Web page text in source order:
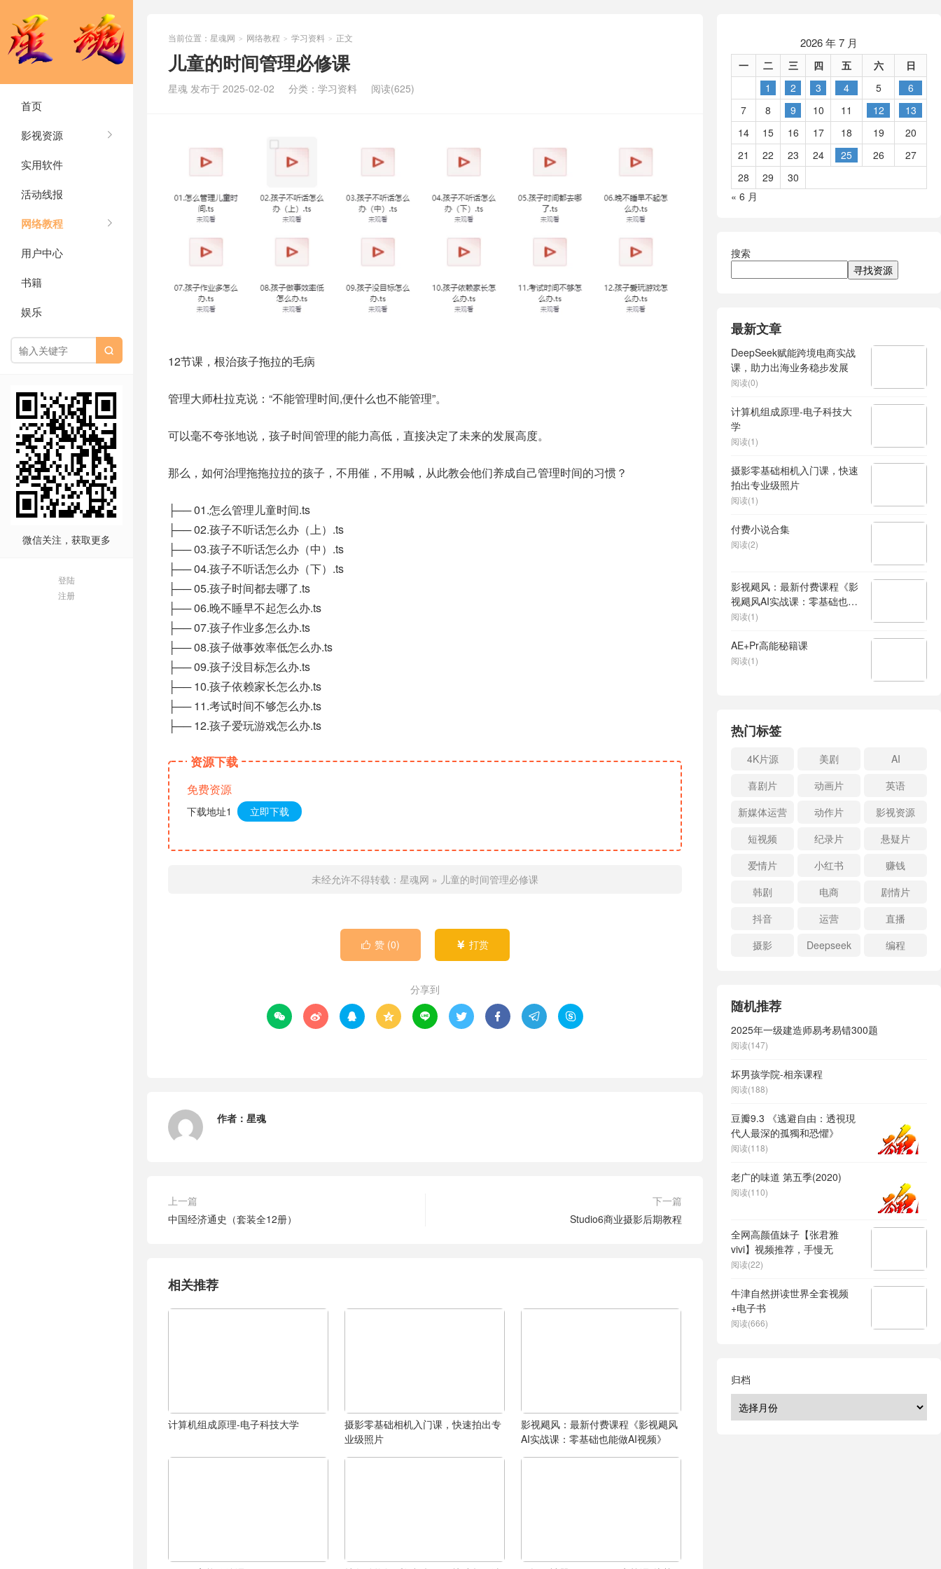
首页
影视资源
实用软件
活动线报
网络教程
用户中心
书籍
娱乐

微信关注，获取更多
登陆
注册
当前位置： 星魂网 > 网络教程 > 学习资料 > 正文
儿童的时间管理必修课
星魂 发布于 2025-02-02 分类： 学习资料 阅读(625)
12节课，根治孩子拖拉的毛病
管理大师杜拉克说：“不能管理时间,便什么也不能管理”。
可以毫不夸张地说，孩子时间管理的能力高低，直接决定了未来的发展高度。
那么，如何治理拖拖拉拉的孩子，不用催，不用喊，从此教会他们养成自己管理时间的习惯？
├── 01.怎么管理儿童时间.ts
├── 02.孩子不听话怎么办（上）.ts
├── 03.孩子不听话怎么办（中）.ts
├── 04.孩子不听话怎么办（下）.ts
├── 05.孩子时间都去哪了.ts
├── 06.晚不睡早不起怎么办.ts
├── 07.孩子作业多怎么办.ts
├── 08.孩子做事效率低怎么办.ts
├── 09.孩子没目标怎么办.ts
├── 10.孩子依赖家长怎么办.ts
├── 11.考试时间不够怎么办.ts
├── 12.孩子爱玩游戏怎么办.ts
资源下载
免费资源
下载地址1 立即下载
未经允许不得转载： 星魂网 » 儿童的时间管理必修课
 赞 (0)  打赏
分享到
        
作者： 星魂
上一篇
中国经济通史（套装全12册）
下一篇
Studio6商业摄影后期教程
相关推荐
计算机组成原理-电子科技大学
摄影零基础相机入门课，快速拍出专
业级照片
影视飓风：最新付费课程《影视飓风
AI实战课：零基础也能做AI视频》
2026 年 7 月
一 二 三 四 五 六
日
1
2 3 4 5
6
7
8 9 10 11 12
13
14
15 16 17 18 19
20
21
22 23 24 25 26
27
28
29
30
« 6 月
搜索
寻找资源
最新文章
DeepSeek赋能跨境电商实战
课，助力出海业务稳步发展
阅读(0)
计算机组成原理-电子科技大
学
阅读(1)
摄影零基础相机入门课，快速
拍出专业级照片
阅读(1)
付费小说合集
阅读(2)
影视飓风：最新付费课程《影
视飓风AI实战课：零基础也能
做AI视频》
阅读(1)
AE+Pr高能秘籍课
阅读(1)
热门标签
4K片源 美剧
AI
喜剧片
动画片
英语
新媒体运营
动作片
影视资源
短视频
纪录片
悬疑片
爱情片
小红书
赚钱
韩剧
电商
剧情片
抖音
运营
直播
摄影
Deepseek 编程
随机推荐
2025年一级建造师易考易错300题
阅读(147)
坏男孩学院-相亲课程
阅读(188)
豆瓣9.3 《逃避自由：透視現
代人最深的孤獨和恐懼》
阅读(118)
老广的味道 第五季(2020)
阅读(110)
全网高颜值妹子【张君雅
vivi】视频推荐，手慢无
阅读(22)
牛津自然拼读世界全套视频
+电子书
阅读(666)
归档